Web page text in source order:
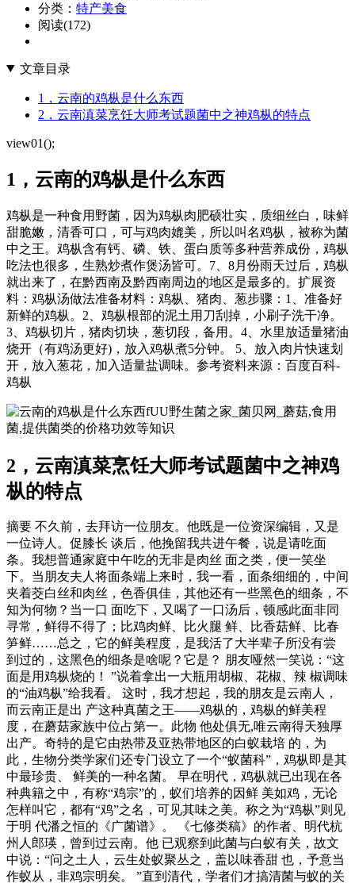
分类： 特产美食
阅读(172)
文章目录
1，云南的鸡枞是什么东西
2，云南滇菜烹饪大师考试题菌中之神鸡枞的特点
view01();
1，云南的鸡枞是什么东西
鸡枞是一种食用野菌，因为鸡枞肉肥硕壮实，质细丝白，味鲜
甜脆嫩，清香可口，可与鸡肉媲美，所以叫名鸡枞，被称为菌
中之王。鸡枞含有钙、磷、铁、蛋白质等多种营养成份，鸡枞
吃法也很多，生熟炒煮作煲汤皆可。7、8月份雨天过后，鸡枞
就出来了，在黔西南及黔西南周边的地区是最多的。扩展资
料：鸡枞汤做法准备材料：鸡枞、猪肉、葱步骤：1、准备好
新鲜的鸡枞。2、鸡枞根部的泥土用刀刮掉，小刷子洗干净。
3、鸡枞切片，猪肉切块，葱切段，备用。4、水里放适量猪油
烧开（有鸡汤更好)，放入鸡枞煮5分钟。 5、放入肉片快速划
开，放入葱花，加入适量盐调味。参考资料来源：百度百科-
鸡枞
fUU野生菌之家_菌贝网_蘑菇,食用
菌,提供菌类的价格功效等知识
2，云南滇菜烹饪大师考试题菌中之神鸡
枞的特点
摘要 不久前，去拜访一位朋友。他既是一位资深编辑，又是
一位诗人。促膝长 谈后，他挽留我共进午餐，说是请吃面
条。我想普通家庭中午吃的无非是肉丝 面之类，便一笑坐
下。当朋友夫人将面条端上来时，我一看，面条细细的，中间
夹着茭白丝和肉丝，色香俱佳，其他还有一些黑色的细条，不
知为何物？当一口 面吃下，又喝了一口汤后，顿感此面非同
寻常，鲜得不得了；比鸡肉鲜、比火腿 鲜、比香菇鲜、比春
笋鲜……总之，它的鲜美程度，是我活了大半辈子所没有尝
到过的，这黑色的细条是啥呢？它是？ 朋友哑然一笑说：“这
面是用鸡枞烧的！ ”说着拿出一大瓶用胡椒、花椒、辣 椒调味
的“油鸡枞”给我看。 这时，我才想起，我的朋友是云南人，
而云南正是出 产这种真菌之王——鸡枞的，鸡枞的鲜美程
度，在蘑菇家族中位占第一。此物 他处俱无,唯云南得天独厚
出产。奇特的是它由热带及亚热带地区的白蚁栽培 的，为
此，生物分类学家们还专门设立了一个“蚁菌科”，鸡枞即是其
中最珍贵、 鲜美的一种名菌。 早在明代，鸡枞就已出现在各
种典籍之中，有称“鸡宗”的，蚁们培养的因鲜 美如鸡，无论
怎样叫它，都有“鸡”之名，可见其味之美。称之为“鸡枞”则见
于明 代潘之恒的《广菌谱》。 《七修类稿》的作者、明代杭
州人郎瑛，曾到过云南。他 已观察到此菌与白蚁有关，故文
中说：“问之土人，云生处蚁聚丛之，盖以味香甜 也，予意当
作蚁从，非鸡宗明矣。 ”直到清代，学者们才搞清菌与蚁的关